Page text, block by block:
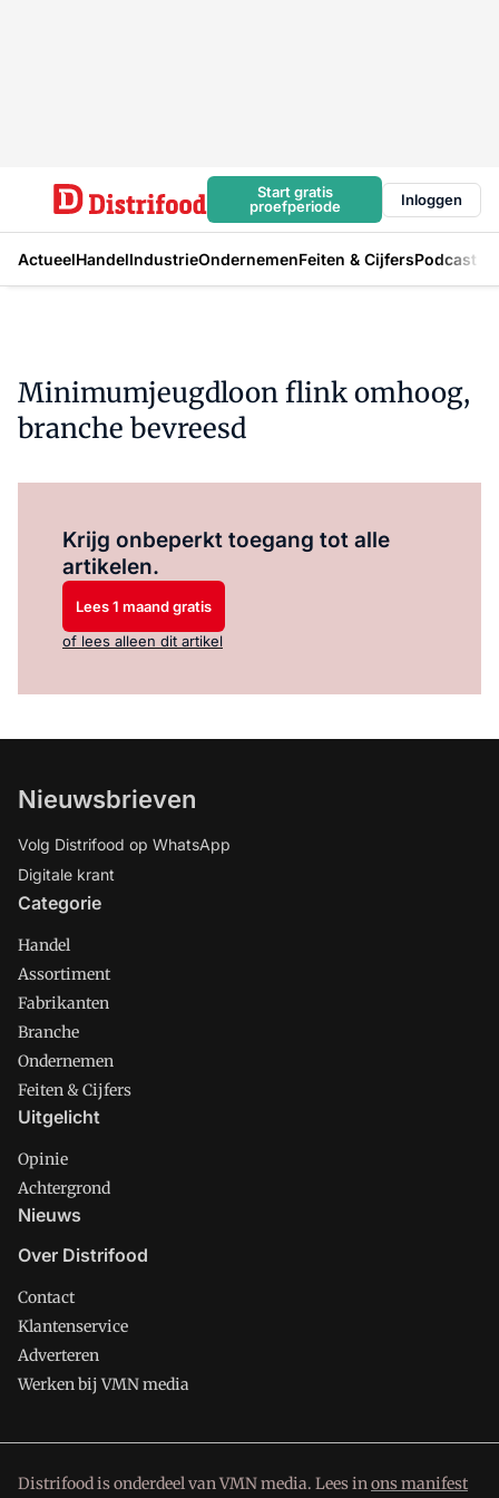
Start gratis
proefperiode
Inloggen
ActueelHandelIndustrieOndernemenFeiten & CijfersPodcast
Minimumjeugdloon flink omhoog,
branche bevreesd
Krijg onbeperkt toegang tot alle
artikelen.
Lees 1 maand gratis
of lees alleen dit artikel
Nieuwsbrieven
Volg Distrifood op WhatsApp
Digitale krant
Categorie
Handel
Assortiment
Fabrikanten
Branche
Ondernemen
Feiten & Cijfers
Uitgelicht
Opinie
Achtergrond
Nieuws
Over Distrifood
Contact
Klantenservice
Adverteren
Werken bij VMN media
Distrifood is onderdeel van VMN media. Lees inons manifest